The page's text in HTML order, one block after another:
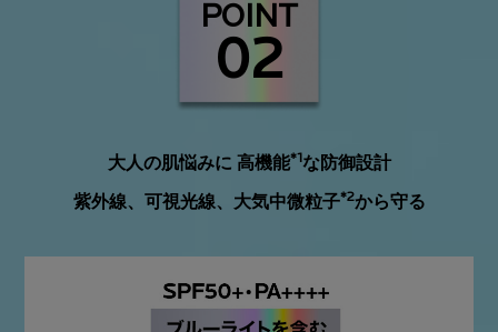
POINT
02
大人の肌悩みに 高機能*1 な防御設計
紫外線、可視光線、大気中微粒子*2から守る